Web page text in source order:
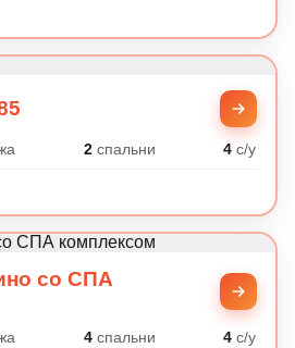
2спальни 4 с/у
со СПА
4спальни 4 с/у